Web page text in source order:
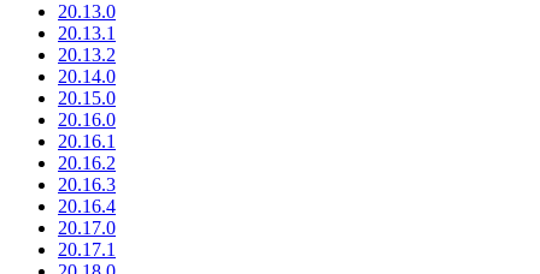
20.13.0
20.13.1
20.13.2
20.14.0
20.15.0
20.16.0
20.16.1
20.16.2
20.16.3
20.16.4
20.17.0
20.17.1